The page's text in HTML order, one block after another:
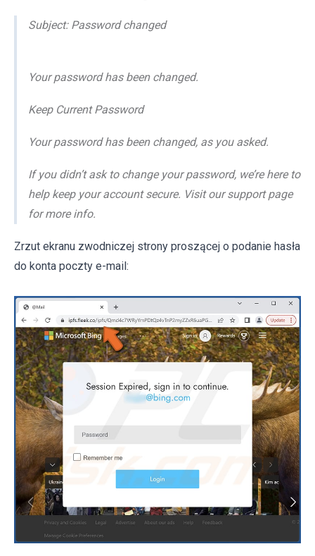
Subject: Password changed
Your password has been changed.
Keep Current Password
Your password has been changed, as you asked.
If you didn’t ask to change your password, we’re here to
help keep your account secure. Visit our support page
for more info.
Zrzut ekranu zwodniczej strony proszącej o podanie hasła
do konta poczty e-mail: